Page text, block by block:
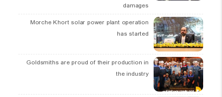
damages
Morche Khort solar power plant operation
has started
Goldsmiths are proud of their production in
the industry